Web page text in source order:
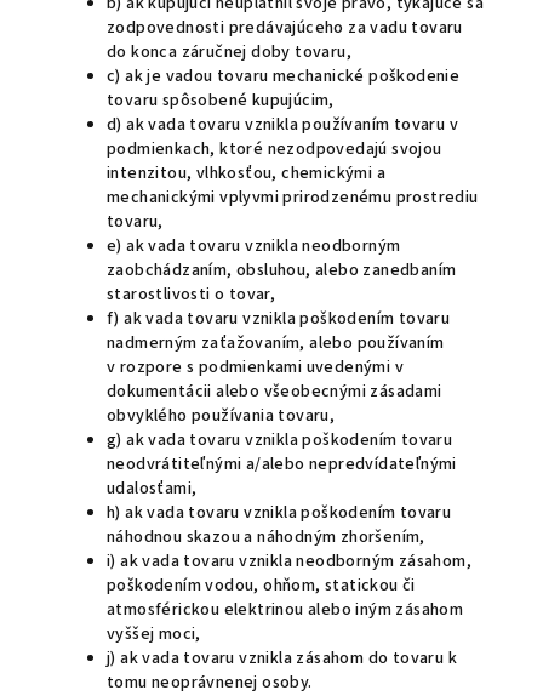
zodpovednosti predávajúceho za vadu tovaru
do konca záručnej doby tovaru,
c) ak je vadou tovaru mechanické poškodenie
tovaru spôsobené kupujúcim,
d) ak vada tovaru vznikla používaním tovaru v
podmienkach, ktoré nezodpovedajú svojou
intenzitou, vlhkosťou, chemickými a
mechanickými vplyvmi prirodzenému prostrediu
tovaru,
e) ak vada tovaru vznikla neodborným
zaobchádzaním, obsluhou, alebo zanedbaním
starostlivosti o tovar,
f) ak vada tovaru vznikla poškodením tovaru
nadmerným zaťažovaním, alebo používaním
v rozpore s podmienkami uvedenými v
dokumentácii alebo všeobecnými zásadami
obvyklého používania tovaru,
g) ak vada tovaru vznikla poškodením tovaru
neodvrátiteľnými a/alebo nepredvídateľnými
udalosťami,
h) ak vada tovaru vznikla poškodením tovaru
náhodnou skazou a náhodným zhoršením,
i) ak vada tovaru vznikla neodborným zásahom,
poškodením vodou, ohňom, statickou či
atmosférickou elektrinou alebo iným zásahom
vyššej moci,
j) ak vada tovaru vznikla zásahom do tovaru k
tomu neoprávnenej osoby.